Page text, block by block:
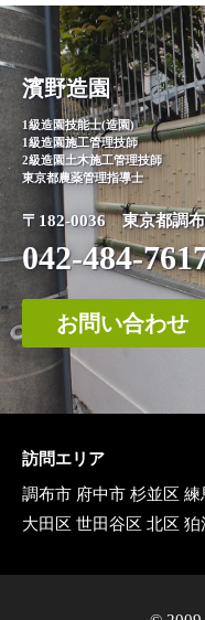
濱野造園
1級造園技能士(造園)
1級造園施工管理技師
2級造園土木施工管理技師
東京都農薬管理指導士
〒182-0036 東京都調
042-484-
お問い合わせ
訪問エリア
調布市 府中市 杉並区 練
大田区 世田谷区 北区 狛
お